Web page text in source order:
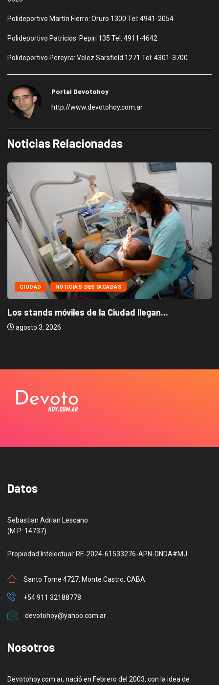
Polideportivo Martín Fierro: Oruro 1300 Tel: 4941-2054
Polideportivo Patricios: Pepiri 135 Tel: 4911-4642
Polideportivo Pereyra: Velez Sarsfield 1271 Tel: 4301-3700
Portal Devotohoy
http://www.devotohoy.com.ar
Noticias Relacionadas
CIUDAD NOTICIAS DESTACADAS
Los stands móviles de la Ciudad llegan...
agosto 3, 2026
Datos
Sebastian Adrian Lescano
(M.P: 14737)
Propiedad Intelectual: RE-2024-61533276-APN-DNDA#MJ
Santo Tome 4727, Monte Castro, CABA
+54 911 32188778
devotohoy@yahoo.com.ar
Nosotros
Devotohoy.com.ar, nació en Febrero del 2003, con la idea de